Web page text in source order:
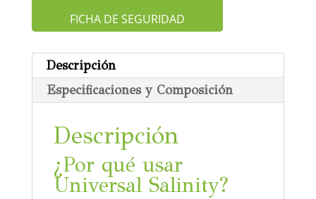
FICHA DE SEGURIDAD
Descripción
Especificaciones y Composición
Descripción
¿Por qué usar
Universal Salinity?